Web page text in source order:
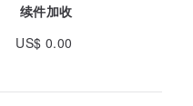
续件加收
US$ 0.00